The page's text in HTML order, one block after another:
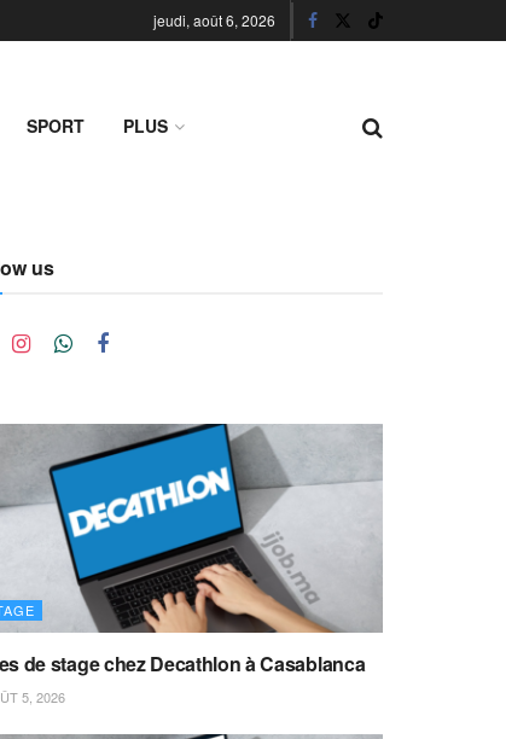
jeudi, août 6, 2026
SPORT PLUS
us
de stage chez Decathlon à Casablanca
5, 2026